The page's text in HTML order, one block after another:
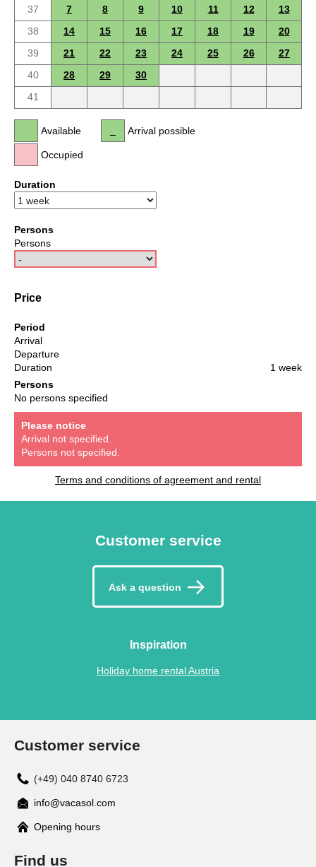
37
7 8 9 10 11 12
13
38
14 15 16 17 18 19
20
39
21 22 23 24 25 26
27
40
28 29
30
41
Available
Occupied
Arrival possible
Duration
Persons
Persons
Price
Period
Arrival
Departure
Duration
1 week
Persons
No persons specified
Please notice
Arrival not specified.
Persons not specified.
Terms and conditions of agreement and rental
Customer service
Ask a question
Inspiration
Holiday home rental Austria
Customer service
(+49) 040 8740 6723
info@vacasol.com
Opening hours
Find us